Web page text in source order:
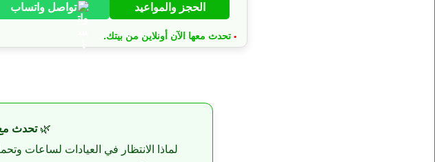
الحجز والمواعيد تواصل واتساب
• تحدث معها الآن أونلاين من بيتك.
🌿تحدث
لماذا الانتظار في العيادات لساعات